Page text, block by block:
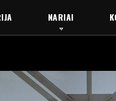
NARIAI